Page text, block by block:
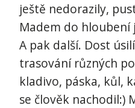
ještě nedorazily,
Madem do
A pak další. Dost
trasování různých
kladivo, páska, kůl,
se člověk nachodil:)